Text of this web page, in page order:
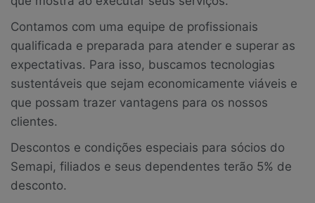
Contamos com uma equipe de profissionais
qualificada e preparada para atender e superar as
expectativas. Para isso, buscamos tecnologias
sustentáveis que sejam economicamente viáveis e
que possam trazer vantagens para os nossos
clientes.
Descontos e condições especiais para sócios do
Semapi, filiados e seus dependentes terão 5% de
desconto.